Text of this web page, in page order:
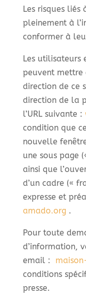
Les risques
pleinement à
conformer à
Les utilisateurs
peuvent mettre
direction de ce
direction de la
l’URL suivante :
condition que
nouvelle
une sous page
ainsi que
d’un cadre («
expresse et
amado.org.
Pour toute
d’information,
email :
conditions
presse.